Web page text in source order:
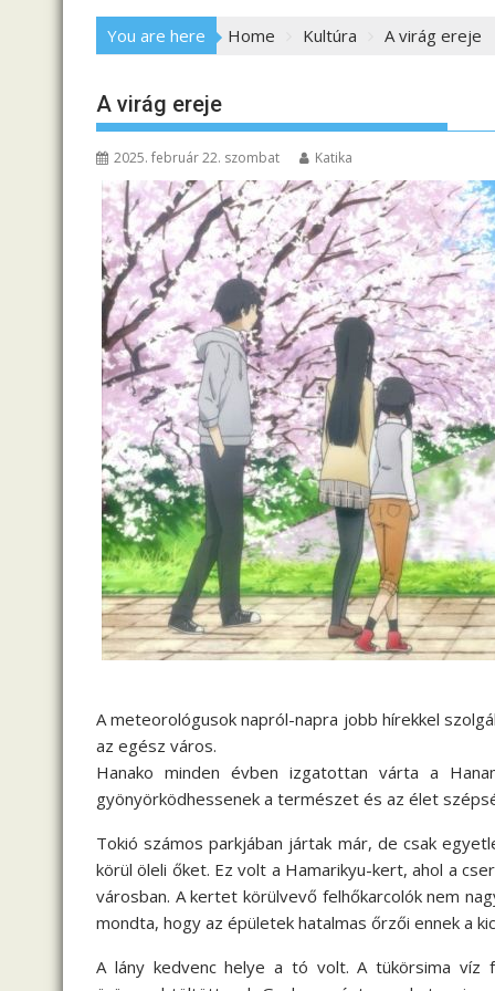
You are here Home Kultúra A virág ereje
A virág ereje
2025. február 22. szombat Katika
A meteorológusok napról-napra jobb hírekkel
az egész város.
Hanako minden évben izgatottan várta a
gyönyörködhessenek a természet és az élet
Tokió számos parkjában jártak már, de csak
körül öleli őket. Ez volt a Hamarikyu-kert, ahol a
városban. A kertet körülvevő felhőkarcolók nem
mondta, hogy az épületek hatalmas őrzői ennek a
A lány kedvenc helye a tó volt. A tükörsima víz